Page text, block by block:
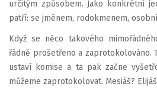
určitým způsobem. Jako konkrétní
patří: se jménem, rodokmenem,
Když se něco takového
řádně prošetřeno a zaprotokolováno.
ustaví komise a ta pak začne
můžeme zaprotokolovat. Mesiáš?